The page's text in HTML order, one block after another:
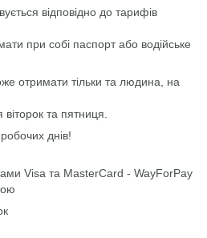
відповідно до тарифів
при собі паспорт або водійське
отримати тільки та людина, на
та пятниця.
днів!
Visa та MasterCard - WayForPay